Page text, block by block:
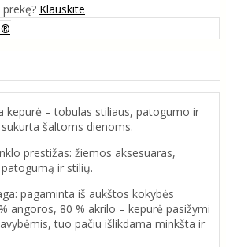
Klauskite
kepurė – tobulas stiliaus, patogumo ir
šaltoms dienoms.
prestižas: žiemos aksesuaras,
ir stilių.
pagaminta iš aukštos kokybės
angoros, 80 % akrilo – kepurė pasižymi
tuo pačiu išlikdama minkšta ir